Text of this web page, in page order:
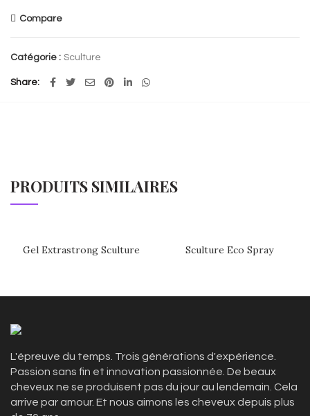
Compare
Catégorie : Sculture
Share
PRODUITS SIMILAIRES
Gel Extrastrong Sculture Sculture Eco Spray
L'épreuve du temps. Trois générations d'expérience.
Passion sans fin et innovation passionnée. De beaux
cheveux ne se produisent pas du jour au lendemain. Cela
arrive par amour. Et nous aimons les cheveux depuis plus